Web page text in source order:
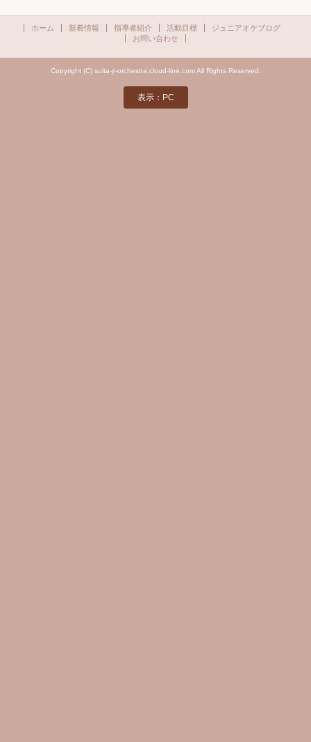
ホーム 新着情報 指導者紹介 活動目標
ジュニアオケブログ
お問い合わせ
Copyright (C) suita-jr-orchestra.cloud-line.com All Rights Reserved.
表示：PC